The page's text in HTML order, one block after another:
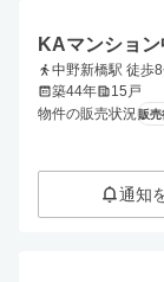
KAマンショ
中野新橋駅 徒歩
築44年
15戸
物件の販売状況販売
通知